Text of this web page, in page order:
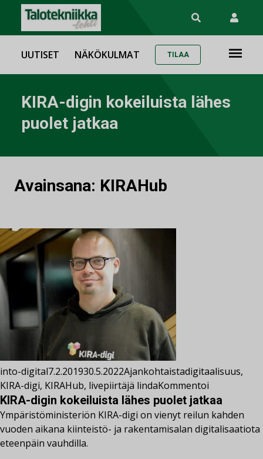
UUTISET NÄKÖKULMAT TILAA
KIRA-digin kokeiluista lähes
puolet jatkaa
Avainsana: KIRAHub
into-digital7.2.201930.5.2022Ajankohtaistadigitaalisuus,
KIRA-digi, KIRAHub, livepiirtäjä lindaKommentoi
KIRA-digin kokeiluista lähes puolet jatkaa
Ympäristöministeriön KIRA-digi on vienyt reilun kahden
vuoden aikana kiinteistö- ja rakentamisalan digitalisaatiota
eteenpäin vauhdilla.